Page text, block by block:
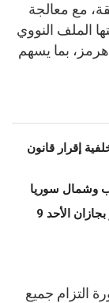
مع معالجة
الملف النووي
بما يسهم
إقرار قانون
السعودية تعلن إخماد حريق في مصفاة أرامكو بجازان الأحد 9
جميع